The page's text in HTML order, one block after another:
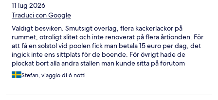
11 lug 2026
Traduci con Google
Väldigt besviken. Smutsigt överlag, flera kackerlackor på
rummet, otroligt slitet och inte renoverat på flera årtionden. För
att få en solstol vid poolen fick man betala 15 euro per dag, det
ingick inte ens sittplats för de boende. För övrigt hade de
plockat bort alla andra ställen man kunde sitta på förutom
betongen runt om. Otroligt lyhört. Inte alls värt pengarna det
kostade och jag förstår inte hur folk kan ge bra betyg här tyvärr.
Stefan, viaggio di 6 notti